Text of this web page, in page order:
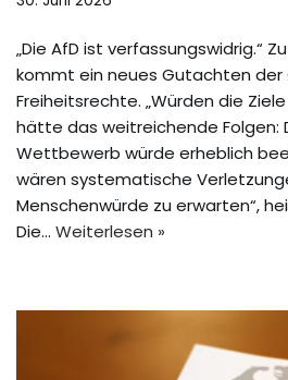
„Die AfD ist verfassungswidrig.“
kommt ein neues Gutachten
Freiheitsrechte. „Würden die
hätte das weitreichende Folgen:
Wettbewerb würde erheblich
wären systematische
Menschenwürde zu erwarten“,
Die… Weiterlesen »